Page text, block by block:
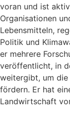
voran und ist
Organisationen
Lebensmitteln,
Politik und
er mehrere
veröffentlicht, in
weitergibt, um
fördern. Er hat
Landwirtschaft